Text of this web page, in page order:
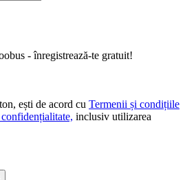
- înregistrează-te gratuit!
ești de acord cu Termenii și condițiile
inclusiv utilizarea